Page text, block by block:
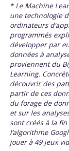
* Le Machine
une technologie
ordinateurs
programmés
développer par
données à
proviennent du
Learning.
découvrir des
partir de ces
du forage de
et sur les
sont créés à la
l’algorithme
jouer à 49 jeux